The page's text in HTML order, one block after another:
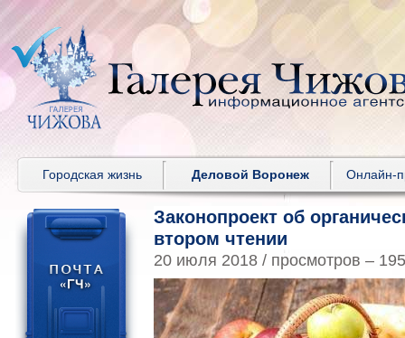
Городская жизнь Деловой Воронеж Онлайн-
Законопроект об
втором чтении
20 июля 2018 / просмотров –